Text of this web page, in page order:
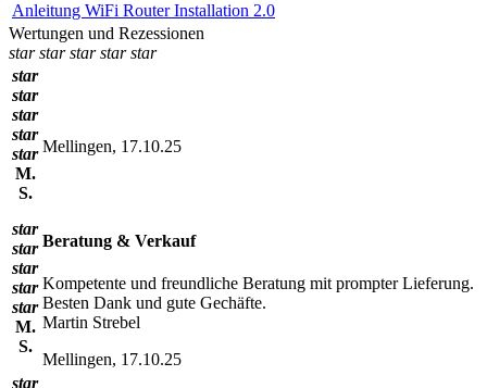
Anleitung WiFi Router Installation 2.0
Wertungen und Rezessionen
star star star star star
star
star
star
star
star
M.
S.
Mellingen, 17.10.25
star
star
star
star
star
M.
S.
Beratung & Verkauf
Kompetente und freundliche Beratung mit prompter Lieferung.
Besten Dank und gute Gechäfte.
Martin Strebel
Mellingen, 17.10.25
star